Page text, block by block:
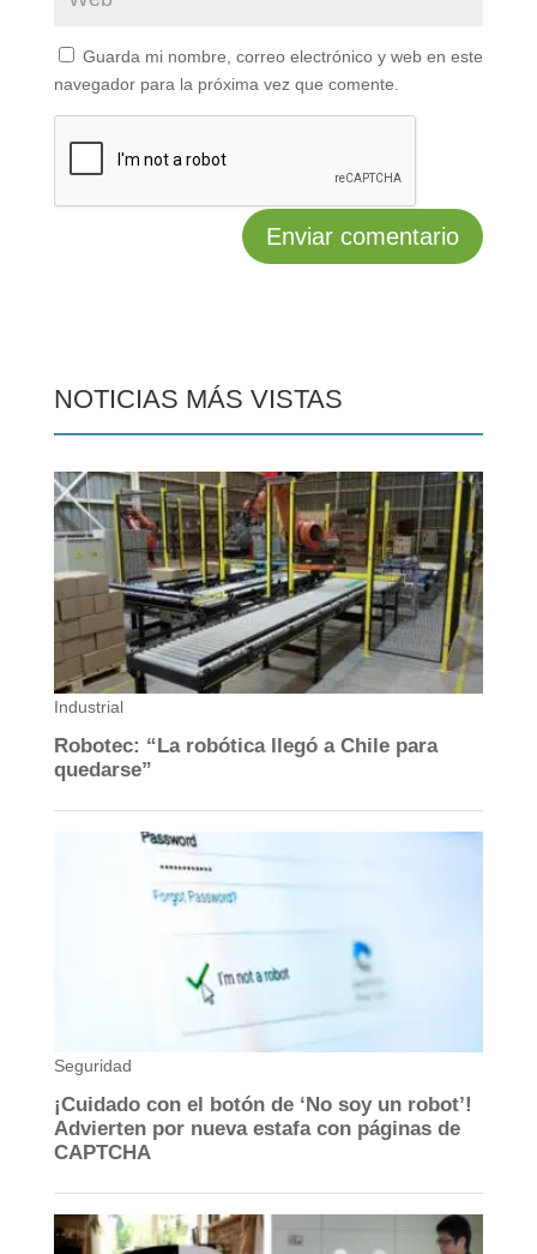
Guarda mi nombre, correo electrónico y web en este
navegador para la próxima vez que comente.
NOTICIAS MÁS VISTAS